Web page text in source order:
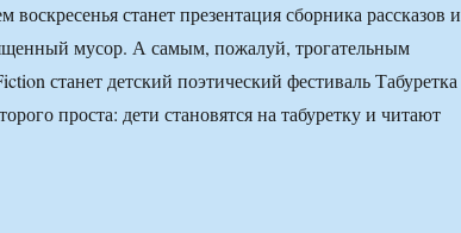
станет презентация сборника рассказов и
мусор. А самым, пожалуй, трогательным
станет детский поэтический фестиваль Табуретка
проста: дети становятся на табуретку и читают